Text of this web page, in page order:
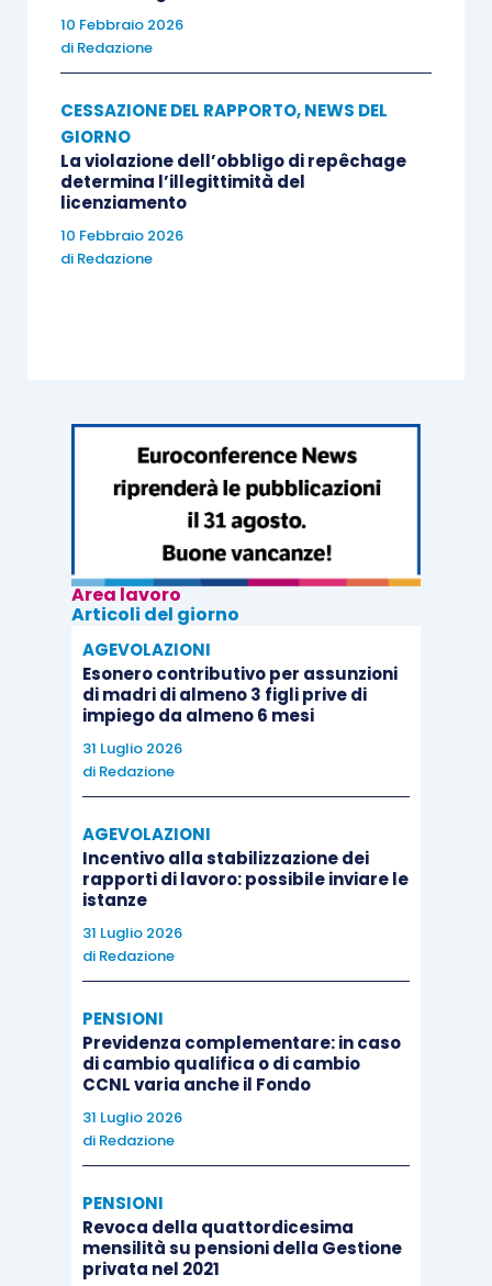
10 Febbraio 2026
di Redazione
CESSAZIONE DEL RAPPORTO,NEWS DEL
GIORNO
La violazione dell’obbligo di repêchage
determina l’illegittimità del
licenziamento
10 Febbraio 2026
di Redazione
Area lavoro
Articoli del giorno
AGEVOLAZIONI
Esonero contributivo per assunzioni
di madri di almeno 3 figli prive di
impiego da almeno 6 mesi
31 Luglio 2026
di Redazione
AGEVOLAZIONI
Incentivo alla stabilizzazione dei
rapporti di lavoro: possibile inviare le
istanze
31 Luglio 2026
di Redazione
PENSIONI
Previdenza complementare: in caso
di cambio qualifica o di cambio
CCNL varia anche il Fondo
31 Luglio 2026
di Redazione
PENSIONI
Revoca della quattordicesima
mensilità su pensioni della Gestione
privata nel 2021